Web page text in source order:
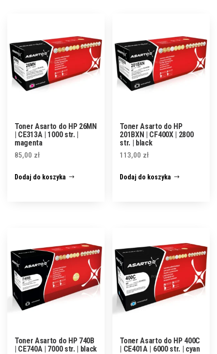
Toner Asarto do HP 26MN
| CE313A | 1000 str. |
magenta
85,00 zł
Dodaj do koszyka
Toner Asarto do HP
201BXN | CF400X | 2800
str. | black
113,00 zł
Dodaj do koszyka
Toner Asarto do HP 740B
| CE740A | 7000 str. | black
Toner Asarto do HP 400C
| CE401A | 6000 str. | cyan